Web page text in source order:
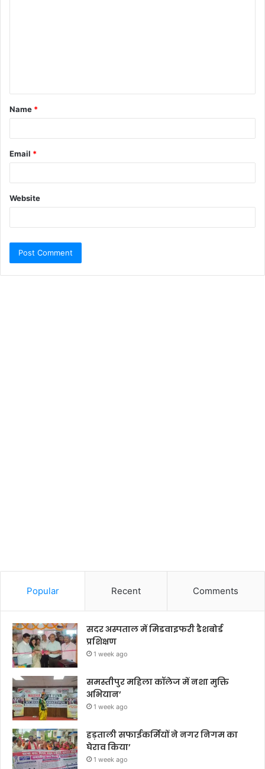
Name *
Email *
Website
Popular Recent Comments
सदर अस्पताल में मिडवाइफरी डैशबोर्ड
प्रशिक्षण
1 week ago
समस्तीपुर महिला कॉलेज में नशा मुक्ति
अभियान’
1 week ago
हड़ताली सफाईकर्मियों ने नगर निगम का
घेराव किया’
1 week ago